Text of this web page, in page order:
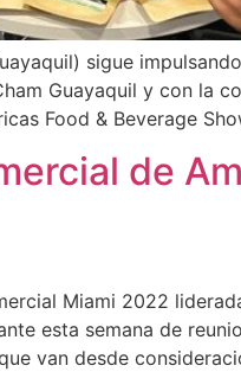
sigue
Guayaquil y con la
Food & Beverage
de
Miami 2022
esta semana de
van desde